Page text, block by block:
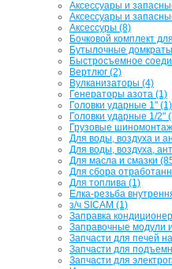
Аксессуары и
Аксессуары и
Аксессуры (8)
Бочковой комплект
Бутылочные
Быстросъемное
Вертлюг (2)
Вулканизаторы (4)
Генераторы азота (1)
Головки ударные 1" (1)
Головки ударные 1/2"
Грузовые
Для воды, воздуха и
Для воды, воздуха,
Для масла и смазки
Для сбора
Для топлива (1)
Елка-резьба
з/ч SICAM (1)
Заправка
Заправочные модули
Запчасти для печей
Запчасти для
Запчасти для